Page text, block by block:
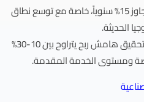
الكهربائية يكون عادةً مرتفعاً، ويتجاوز 15% سنوياً، خاصة مع توسع نطاق
الحديثة.
يمكن لمعرض الأجهزة الكهربائية تحقيق هامش ربح يتراوح بين 10-30%
ومستوى الخدمة المقدمة.